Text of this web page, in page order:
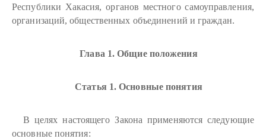
Республики Хакасия, органов местного самоуправления,
организаций, общественных объединений и граждан.
Глава 1. Общие положения
Статья 1. Основные понятия
В целях настоящего Закона применяются следующие
основные понятия: